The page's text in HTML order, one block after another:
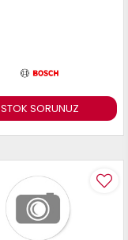
STOK SORUNUZ